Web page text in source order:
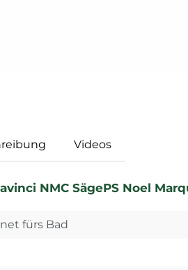
Videos
NMC SägePS Noel
fürs Bad